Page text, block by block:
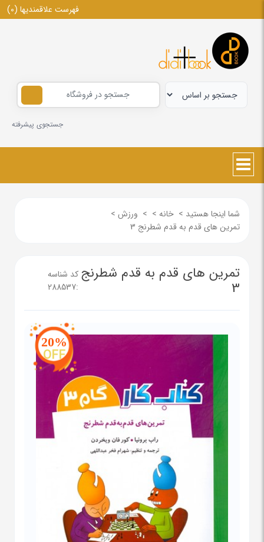
فهرست علاقمندیها (0)
جستجوی پیشرفته
شما اینجا هستید > خانه >
> ورزش >
تمرین های قدم به قدم شطرنج 3
تمرین های قدم به قدم شطرنج
3
کد شناسه
:
288537
20%
OFF